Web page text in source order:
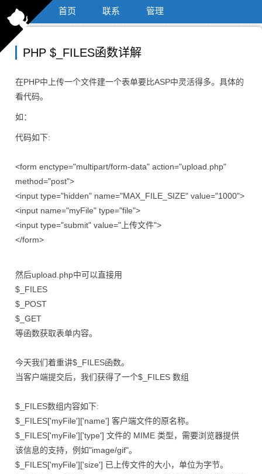
博客园 首页 联系 管理
PHP $_FILES函数详解
在PHP中上传一个文件建一个表单要比ASP中灵活得多。具体的
看代码。
如：
代码如下:
<form enctype="multipart/form-data" action="upload.php"
method="post">
<input type="hidden" name="MAX_FILE_SIZE" value="1000">
<input name="myFile" type="file">
<input type="submit" value="上传文件">
</form>
然后upload.php中可以直接用
$_FILES
$_POST
$_GET
等函数获取表单内容。
今天我们着重讲$_FILES函数。
当客户端提交后，我们获得了一个$_FILES 数组
$_FILES数组内容如下:
$_FILES['myFile']['name'] 客户端文件的原名称。
$_FILES['myFile']['type'] 文件的 MIME 类型，需要浏览器提供
该信息的支持，例如"image/gif"。
$_FILES['myFile']['size'] 已上传文件的大小，单位为字节。